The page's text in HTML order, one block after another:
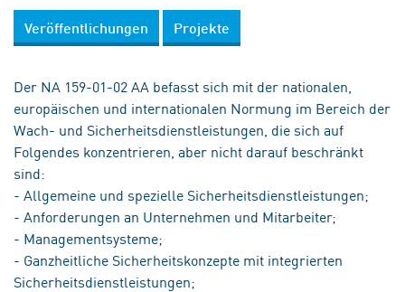
Veröffentlichungen Projekte
Der NA 159-01-02 AA befasst sich mit der nationalen,
europäischen und internationalen Normung im Bereich der
Wach- und Sicherheitsdienstleistungen, die sich auf
Folgendes konzentrieren, aber nicht darauf beschränkt
sind:
- Allgemeine und spezielle Sicherheitsdienstleistungen;
- Anforderungen an Unternehmen und Mitarbeiter;
- Managementsysteme;
- Ganzheitliche Sicherheitskonzepte mit integrierten
Sicherheitsdienstleistungen;